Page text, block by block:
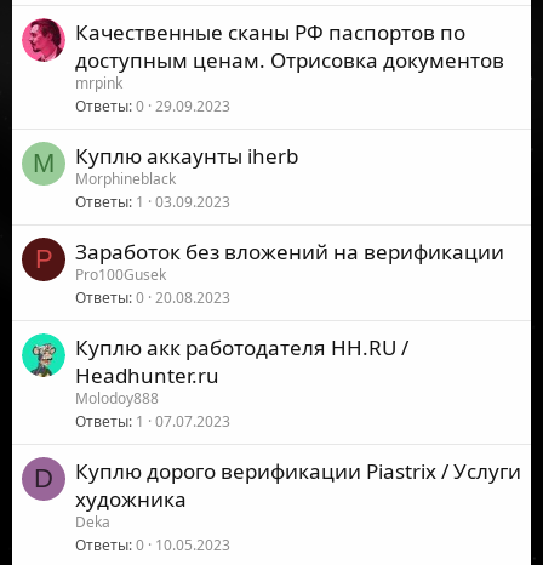
Качественные сканы РФ паспортов по
доступным ценам. Отрисовка документов
mrpink
Ответы 0 29.09.2023
M Куплю аккаунты iherb
Morphineblack
Ответы 1 03.09.2023
P Заработок без вложений на верификации
Pro100Gusek
Ответы 0 20.08.2023
Куплю акк работодателя HH.RU /
Headhunter.ru
Molodoy888
Ответы 1 07.07.2023
D
Куплю дорого верификации Piastrix / Услуги
художника
Deka
Ответы 0 10.05.2023